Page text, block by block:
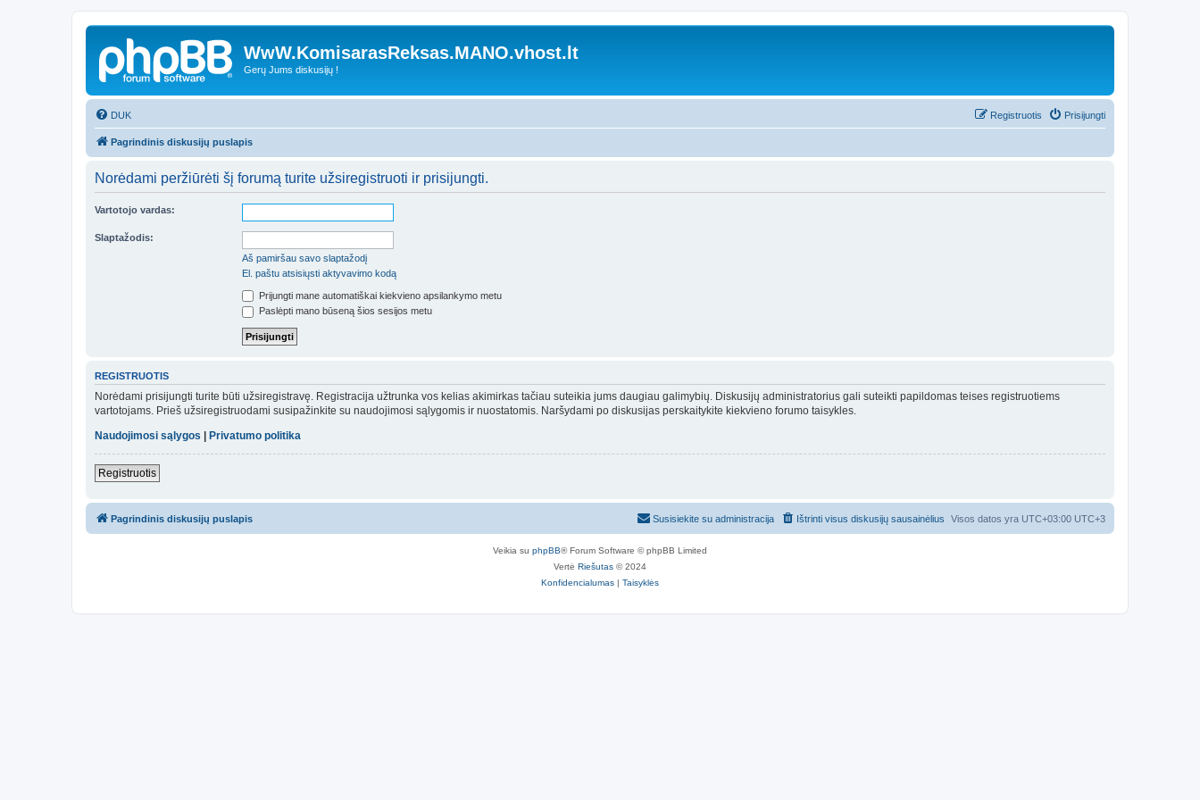
WwW.KomisarasReksas.MANO.vhost.lt
Gerų Jums diskusijų !
DUK Prisijungti
Registruotis
Pagrindinis diskusijų puslapis
Norėdami peržiūrėti šį forumą turite užsiregistruoti ir prisijungti.
Vartotojo vardas:
Slaptažodis:
Aš pamiršau savo slaptažodį
El. paštu atsisiųsti aktyvavimo kodą
Prijungti mane automatiškai kiekvieno apsilankymo metu
Paslėpti mano būseną šios sesijos metu
REGISTRUOTIS
Norėdami prisijungti turite būti užsiregistravę. Registracija užtrunka vos kelias akimirkas tačiau suteikia jums daugiau galimybių. Diskusijų administratorius gali suteikti papildomas teises registruotiems
vartotojams. Prieš užsiregistruodami susipažinkite su naudojimosi sąlygomis ir nuostatomis. Naršydami po diskusijas perskaitykite kiekvieno forumo taisykles.
Naudojimosi sąlygos
Privatumo politika
Registruotis
Pagrindinis diskusijų puslapis Visos datos yra UTC+03:00 UTC+3
Ištrinti visus diskusijų sausainėlius
Susisiekite su administracija
Veikia su phpBB® Forum Software © phpBB Limited
Vertė Riešutas © 2024
Konfidencialumas | Taisyklės